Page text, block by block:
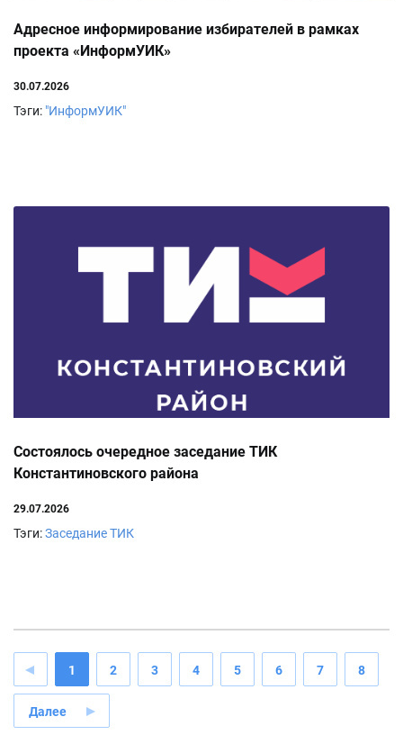
Адресное информирование избирателей в рамках
проекта «ИнформУИК»
30.07.2026
Тэги: "ИнформУИК"
Состоялось очередное заседание ТИК
Константиновского района
29.07.2026
Тэги:Заседание ТИК
1 2 3 4 5 6 7 8
Далее